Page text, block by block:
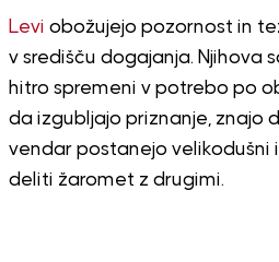
Levi obožujejo pozornost in
v središču dogajanja. Njihova
hitro spremeni v potrebo po
da izgubljajo priznanje, znajo
vendar postanejo velikodušni
deliti žaromet z drugimi.